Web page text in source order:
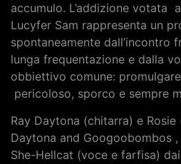
accumulo. L’addizione votata
Lucyfer Sam rappresenta un
spontaneamente dall’incontro
lunga frequentazione e dalla
obbiettivo comune:
pericoloso, sporco e sempre
Ray Daytona (chitarra) e
Daytona and Googoobombos
She-Hellcat (voce e farfisa)